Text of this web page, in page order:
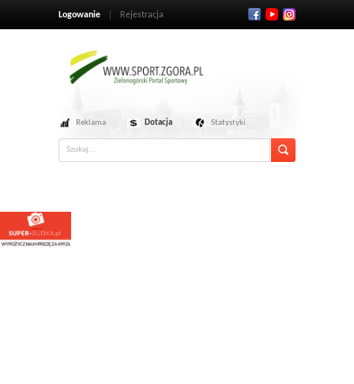
Logowanie Rejestracja
Reklama Dotacja Statystyki